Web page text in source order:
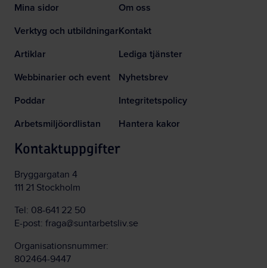
Mina sidor
Verktyg och utbildningar
Artiklar
Webbinarier och event
Poddar
Arbetsmiljöordlistan
Om oss
Kontakt
Lediga tjänster
Nyhetsbrev
Integritetspolicy
Hantera kakor
Kontaktuppgifter
Bryggargatan 4
111 21 Stockholm
Tel: 08-641 22 50
E-post: fraga@suntarbetsliv.se
Organisationsnummer:
802464-9447